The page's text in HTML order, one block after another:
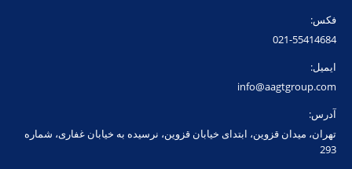
فکس:
021-55414684
ایمیل:
info@aagtgroup.com
آدرس:
تهران، میدان قزوین، ابتدای خیابان قزوین، نرسیده به خیابان غفاری، شماره
293